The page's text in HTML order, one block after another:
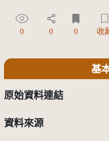
0 0 0 收
基
原始資料連結
資料來源